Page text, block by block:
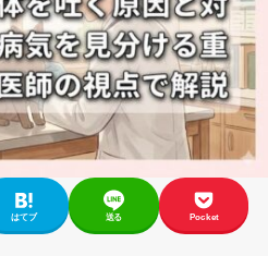
はてブ 送る Pocket